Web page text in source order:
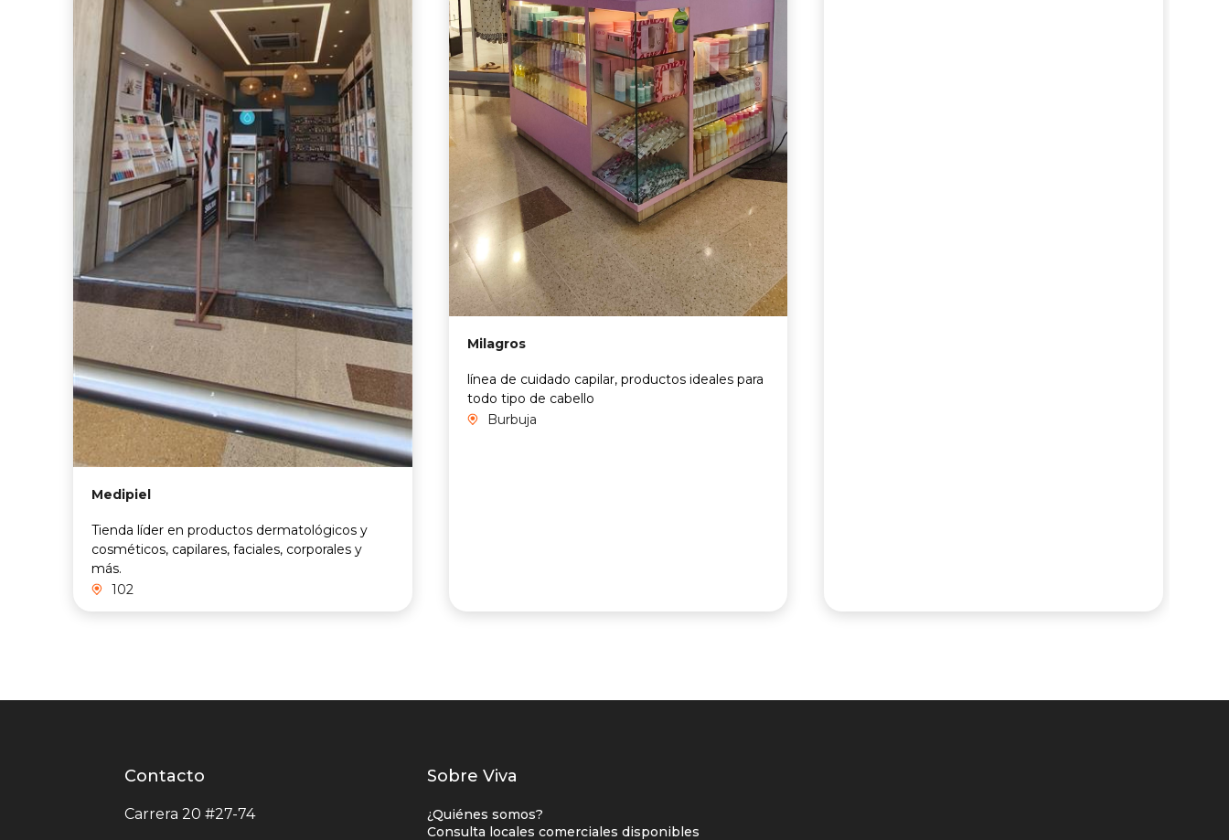
Medipiel
Tienda líder en productos dermatológicos y
cosméticos, capilares, faciales, corporales y
más.
102
Milagros
línea de cuidado capilar, productos ideales para
todo tipo de cabello
Burbuja
Contacto
centro
Contacto
Carrera 20 #27-74
Listados
enlaces
centro
Sobre Viva
¿Quiénes somos?
Consulta locales comerciales disponibles